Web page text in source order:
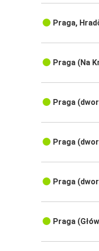
Praga,
Praga (Na
Praga
Praga
Praga
Praga